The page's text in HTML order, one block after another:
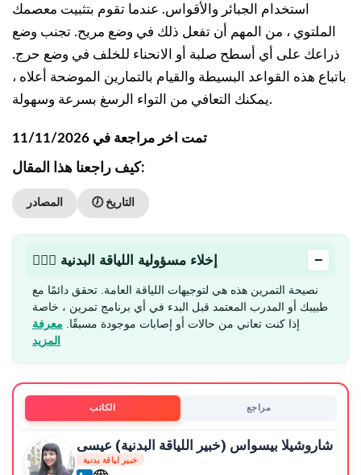
استخدام الجبائر والأقواس. عندما تقوم بتثبيت معصمك
الملتوي ، من المهم أن تفعل ذلك في وضع مريح. تجنب وضع
ذراعك على أي أسطح صلبة أو الانحناء للخلف في وضع حرج.
باتباع هذه القواعد البسيطة والقيام بالتمارين الموضحة أعلاه ،
يمكنك التعافي من التواء الرسغ بسرعة وسهولة.
تمت اخر مراجعة في 11/11/2026
كيف راجعنا هذا المقال:
المصادر 🕖 التاريخ
🏋🏻‍♂️ إخلاء مسؤولية اللياقة البدنية −
نصيحة التمرين هذه هي لتوجيهات اللياقة العامة. تحقق دائمًا مع
طبيبك أو المدرب المعتمد قبل البدء في أي برنامج تمرين ، خاصة
إذا كنت تعاني من حالات أو إصابات موجودة مسبقًا. معرفة
المزيد
الكاتب مراجع
شاروشيلا بيسواس (خبير اللياقة البدنية) عيسى
خبير لياقة بدنية